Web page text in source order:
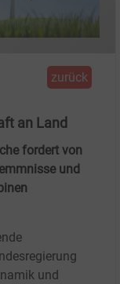
zurück
an Land
fordert von
und
und